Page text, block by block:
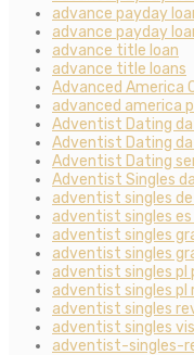
advance payday
advance payday
advance title loan
advance title loans
Advanced America
advanced america
Adventist Dating
Adventist Dating
Adventist Dating
Adventist Singles
adventist singles
adventist singles
adventist singles
adventist singles
adventist singles pl
adventist singles pl
adventist singles
adventist singles
adventist-singles-